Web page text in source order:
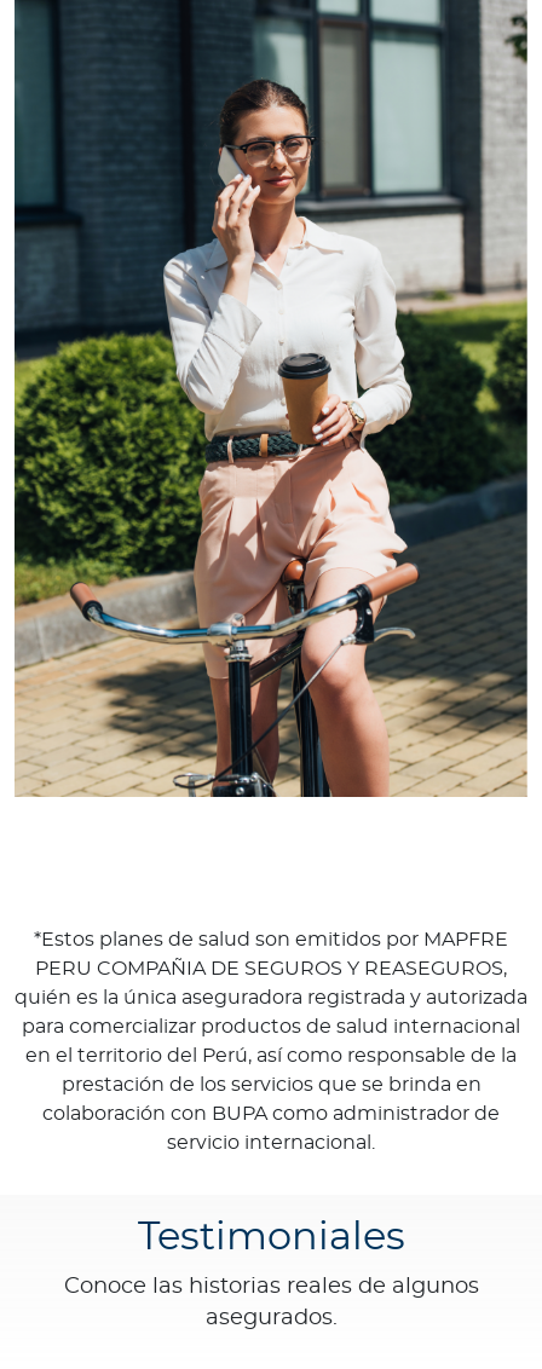
*Estos planes de salud son emitidos por MAPFRE
PERU COMPAÑIA DE SEGUROS Y REASEGUROS,
quién es la única aseguradora registrada y autorizada
para comercializar productos de salud internacional
en el territorio del Perú, así como responsable de la
prestación de los servicios que se brinda en
colaboración con BUPA como administrador de
servicio internacional.
Testimoniales
Conoce las historias reales de algunos
asegurados.